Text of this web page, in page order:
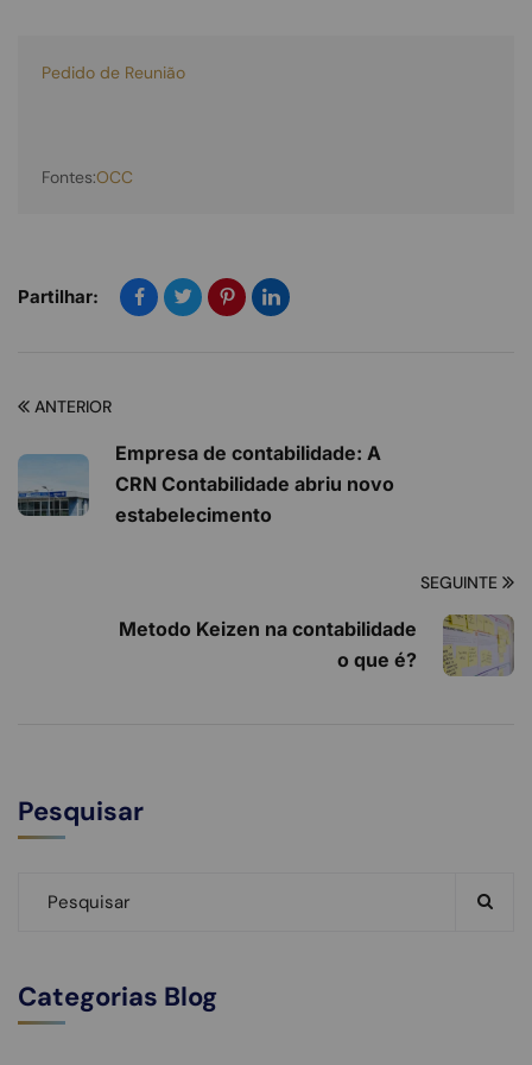
Pedido de Reunião
Fontes:OCC
Partilhar:
ANTERIOR
Empresa de contabilidade: A
CRN Contabilidade abriu novo
estabelecimento
SEGUINTE
Metodo Keizen na contabilidade
o que é?
Pesquisar
Categorias Blog